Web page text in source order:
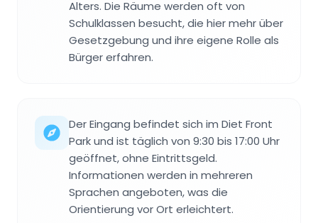
Alters. Die Räume werden oft von
Schulklassen besucht, die hier mehr über
Gesetzgebung und ihre eigene Rolle als
Bürger erfahren.
Der Eingang befindet sich im Diet Front
Park und ist täglich von 9:30 bis 17:00 Uhr
geöffnet, ohne Eintrittsgeld.
Informationen werden in mehreren
Sprachen angeboten, was die
Orientierung vor Ort erleichtert.